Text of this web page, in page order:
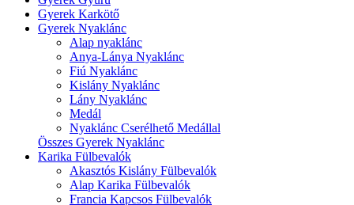
Gyerek Karkötő
Gyerek Nyaklánc
Alap nyaklánc
Anya-Lánya Nyaklánc
Fiú Nyaklánc
Kislány Nyaklánc
Lány Nyaklánc
Medál
Nyaklánc Cserélhető Medállal
Összes Gyerek Nyaklánc
Karika Fülbevalók
Akasztós Kislány Fülbevalók
Alap Karika Fülbevalók
Francia Kapcsos Fülbevalók